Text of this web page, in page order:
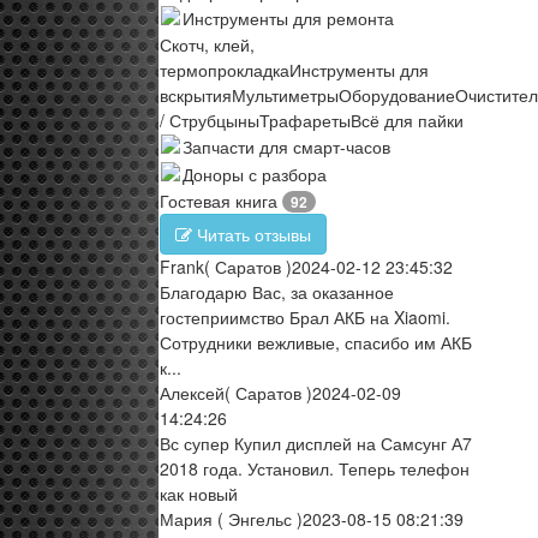
Инструменты для ремонта
Скотч, клей,
термопрокладкаИнструменты для
вскрытияМультиметрыОборудование
/ СтрубцыныТрафаретыВсё для пайки
Запчасти для смарт-часов
Доноры с разбора
Гостевая книга
92
Читать отзывы
Frank( Саратов )2024-02-12 23:45:32
Благодарю Вас, за оказанное
гостеприимство Брал АКБ на Xiaomi.
Сотрудники вежливые, спасибо им АКБ
к...
Алексей( Саратов )2024-02-09
14:24:26
Вс супер Купил дисплей на Самсунг А7
2018 года. Установил. Теперь телефон
как новый
Мария ( Энгельс )2023-08-15 08:21:39